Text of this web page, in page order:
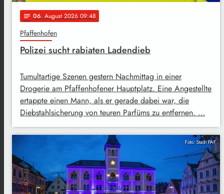
notes 06. August 2026 09:48
Pfaffenhofen
Polizei sucht rabiaten Ladendieb
Tumultartige Szenen gestern Nachmittag in einer
Drogerie am Pfaffenhofener Hauptplatz. Eine Angestellte
ertappte einen Mann, als er gerade dabei war, die
Diebstahlsicherung von teuren Parfüms zu entfernen. …
Foto: Stadt PAF